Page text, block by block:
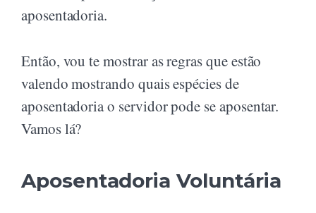
aposentadoria.
Então, vou te mostrar as regras que estão
valendo mostrando quais espécies de
aposentadoria o servidor pode se aposentar.
Vamos lá?
Aposentadoria Voluntária